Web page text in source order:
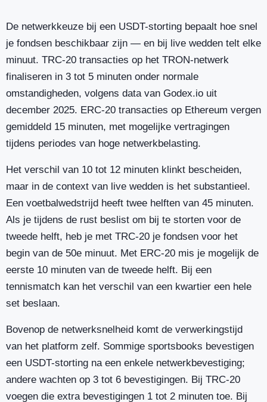
De netwerkkeuze bij een USDT-storting bepaalt hoe snel
je fondsen beschikbaar zijn — en bij live wedden telt elke
minuut. TRC-20 transacties op het TRON-netwerk
finaliseren in 3 tot 5 minuten onder normale
omstandigheden, volgens data van Godex.io uit
december 2025. ERC-20 transacties op Ethereum vergen
gemiddeld 15 minuten, met mogelijke vertragingen
tijdens periodes van hoge netwerkbelasting.
Het verschil van 10 tot 12 minuten klinkt bescheiden,
maar in de context van live wedden is het substantieel.
Een voetbalwedstrijd heeft twee helften van 45 minuten.
Als je tijdens de rust beslist om bij te storten voor de
tweede helft, heb je met TRC-20 je fondsen voor het
begin van de 50e minuut. Met ERC-20 mis je mogelijk de
eerste 10 minuten van de tweede helft. Bij een
tennismatch kan het verschil van een kwartier een hele
set beslaan.
Bovenop de netwerksnelheid komt de verwerkingstijd
van het platform zelf. Sommige sportsbooks bevestigen
een USDT-storting na een enkele netwerkbevestiging;
andere wachten op 3 tot 6 bevestigingen. Bij TRC-20
voegen die extra bevestigingen 1 tot 2 minuten toe. Bij